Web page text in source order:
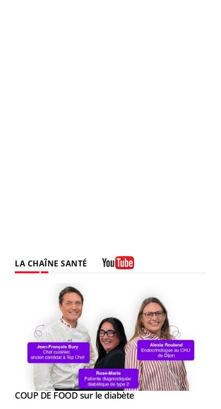
LA CHAÎNE SANTÉ
Youtube
COUP DE FOOD sur le diabèteYoutube